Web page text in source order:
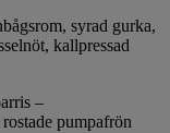
syrad gurka,
kallpressad
–
pumpafrön